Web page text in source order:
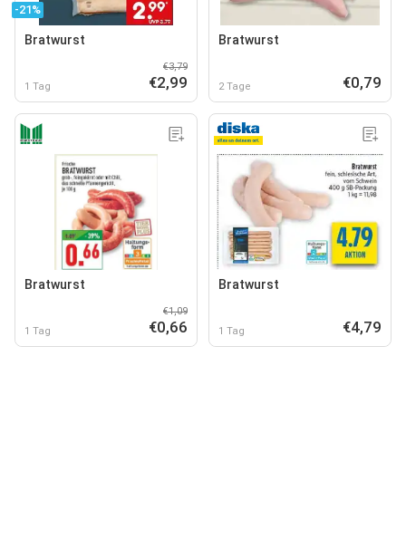
-21%
Bratwurst
1 Tag
€3,79
€2,99
Bratwurst
2 Tage €0,79
Bratwurst
1 Tag
€1,09
€0,66
Bratwurst
1 Tag €4,79